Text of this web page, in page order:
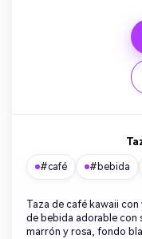
#café #bebida
Taza de café kawaii
de bebida adorable con
marrón y rosa, fondo